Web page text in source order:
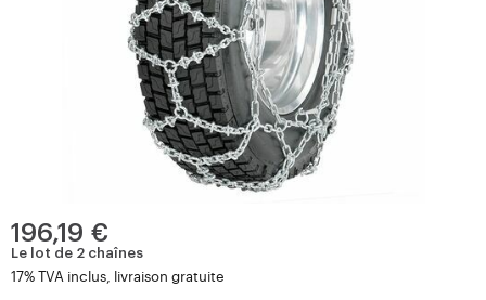
196,19 €
Le lot de 2 chaînes
17% TVA inclus, livraison gratuite